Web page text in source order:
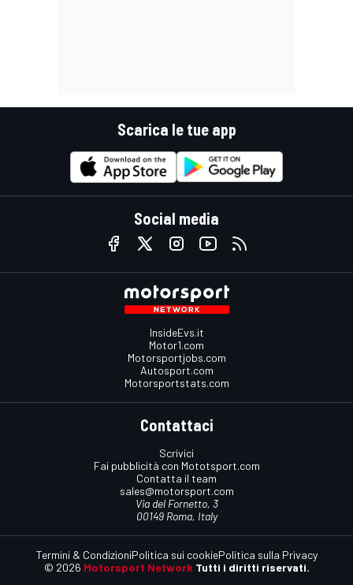
Scarica le tue app
Social media
InsideEvs.it
Motor1.com
Motorsportjobs.com
Autosport.com
Motorsportstats.com
Contattaci
Scrivici
Fai pubblicità con Mototsport.com
Contatta il team
sales@motorsport.com
Via del Fornetto, 3
00149 Roma, Italy
© 2026 Motorsport Network Tutti i diritti riservati.
Termini & CondizioniPolitica sui cookiePolitica sulla Privacy